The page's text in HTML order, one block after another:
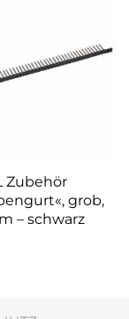
Zubehör
grob,
– schwarz